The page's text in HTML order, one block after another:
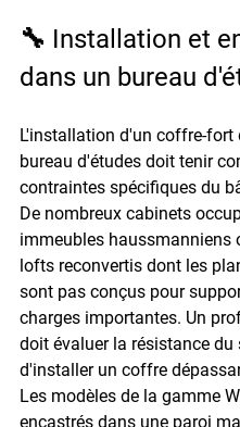
🔧 Installation et
dans un bureau
L'installation d'un coffre-fort
bureau d'études doit tenir
contraintes spécifiques du
De nombreux cabinets
immeubles haussmanniens
lofts reconvertis dont les
sont pas conçus pour
charges importantes. Un
doit évaluer la résistance du
d'installer un coffre
Les modèles de la gamme
encastrés dans une paroi